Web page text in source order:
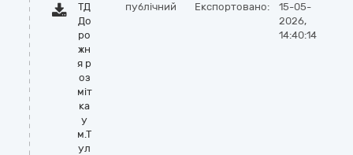
ТД
До
ро
жн
я р
оз
міт
ка
у
м.Т
ул
публічний Експортовано:
15-05-
2026,
14:40:14